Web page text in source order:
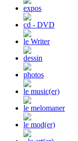
expos
cd - DVD
le Writer
dessin
photos
le music(er)
le melomaner
le mod(er)